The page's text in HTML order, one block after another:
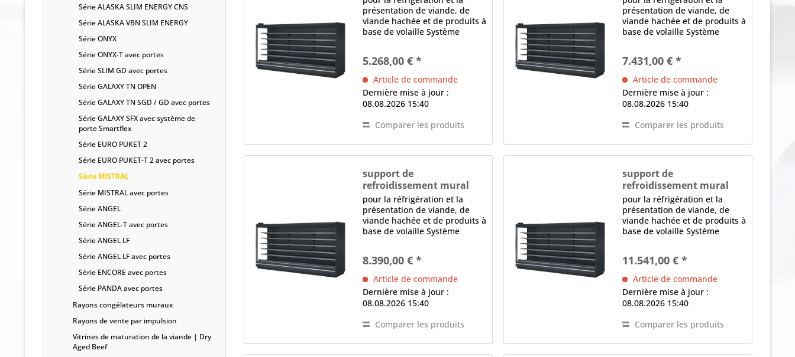
Série ALASKA SLIM ENERGY CNS
Série ALASKA VBN SLIM ENERGY
Série ONYX
Série ONYX-T avec portes
Série SLIM GD avec portes
Série GALAXY TN OPEN
Série GALAXY TN SGD / GD avec portes
Série GALAXY SFX avec système de
porte Smartflex
Série EURO PUKET 2
Série EURO PUKET-T 2 avec portes
Série MISTRAL
Série MISTRAL avec portes
Série ANGEL
Série ANGEL-T avec portes
Série ANGEL LF
Série ANGEL LF avec portes
Série ENCORE avec portes
Série PANDA avec portes
Rayons congélateurs muraux
Rayons de vente par impulsion
Vitrines de maturation de la viande | Dry
Aged Beef
présentation de viande, de
viande hachée et de produits à
base de volaille Système
base sans parties latérales
(accessoires spéciaux)
Ventilateur AC 1 x...
5.268,00 € *
Article de commande
Dernière mise à jour :
08.08.2026 15:40
Comparer les produits
présentation de viande, de
viande hachée et de produits à
base de volaille Système
base sans parties latérales
(accessoires spéciaux)
Ventilateur AC 2 x...
7.431,00 € *
Article de commande
Dernière mise à jour :
08.08.2026 15:40
Comparer les produits
support de
refroidissement mural
MISTRAL 950 2500 M1
pour la réfrigération et la
présentation de viande, de
viande hachée et de produits à
base de volaille Système
base sans parties latérales
(accessoires spéciaux)
Ventilateur AC 2 x...
8.390,00 € *
Article de commande
Dernière mise à jour :
08.08.2026 15:40
Comparer les produits
support de
refroidissement mural
MISTRAL 950 3750 M1
pour la réfrigération et la
présentation de viande, de
viande hachée et de produits à
base de volaille Système
base sans parties latérales
(accessoires spéciaux)
Ventilateur AC 3 x...
11.541,00 € *
Article de commande
Dernière mise à jour :
08.08.2026 15:40
Comparer les produits